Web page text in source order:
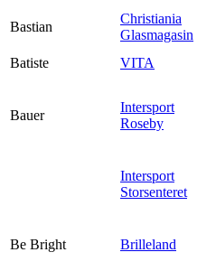
Bastian
Christiania
Glasmagasin
Batiste
VITA
Bauer
Intersport
Roseby
Intersport
Storsenteret
Be Bright Brilleland